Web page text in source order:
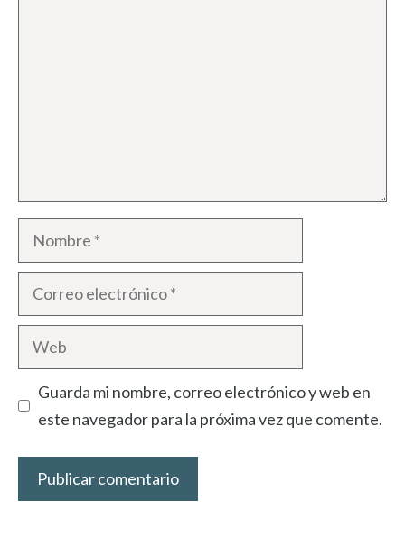
Nombre
Correo
electrónico
Web
Guarda mi nombre, correo electrónico y web en
este navegador para la próxima vez que comente.